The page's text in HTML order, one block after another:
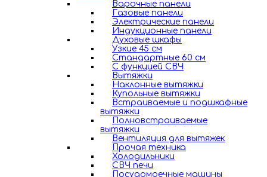
Варочные панели
Газовые панели
Электрические панели
Индукционные панели
Духовые шкафы
Узкие 45 см
Стандартные 60 см
С функцией СВЧ
Вытяжки
Наклонные вытяжки
Купольные вытяжки
Встраиваемые и подшкафные
вытяжки
Полновстраиваемые
вытяжки
Вентиляция для вытяжек
Прочая техника
Холодильники
СВЧ печи
Посудомоечные машины